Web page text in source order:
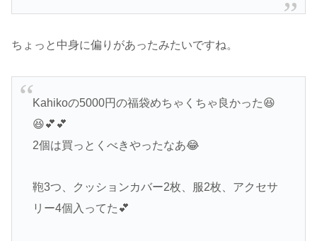
ちょっと中身に偏りがあったみたいですね。
Kahikoの5000円の福袋めちゃくちゃ良かった😆
😆💕💕
2個は買っとくべきやったなあ😂
鞄3つ、クッションカバー2枚、服2枚、アクセサ
リー4個入ってた💕